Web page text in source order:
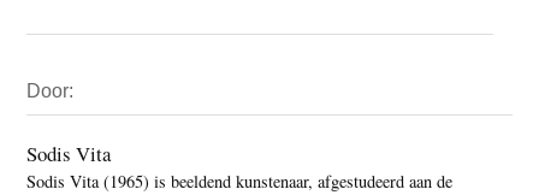
Sidebar
Door:
Sodis Vita
Sodis Vita (1965) is beeldend kunstenaar, afgestudeerd aan de